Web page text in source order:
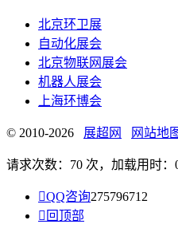
北京环卫展
自动化展会
北京物联网展会
机器人展会
上海环博会
© 2010-2026 展超网 网站地
请求次数：70 次，加载用时
QQ咨询275796712
 回顶部